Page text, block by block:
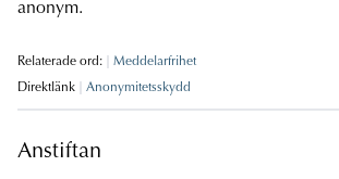
anonym.
Relaterade ord:
Meddelarfrihet
Direktlänk
Anonymitetsskydd
Anstiftan